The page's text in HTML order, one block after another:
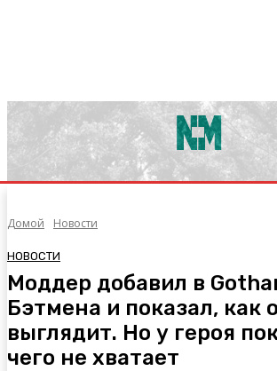
Домой Новости
НОВОСТИ
Моддер добавил в
Бэтмена и показал, как
выглядит. Но у героя
чего не хватает